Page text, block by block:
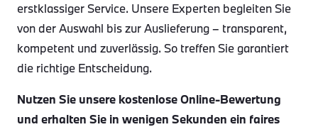
erstklassiger Service. Unsere Experten begleiten Sie
von der Auswahl bis zur Auslieferung – transparent,
kompetent und zuverlässig. So treffen Sie garantiert
die richtige Entscheidung.
Nutzen Sie unsere kostenlose Online-Bewertung
und erhalten Sie in wenigen Sekunden ein faires